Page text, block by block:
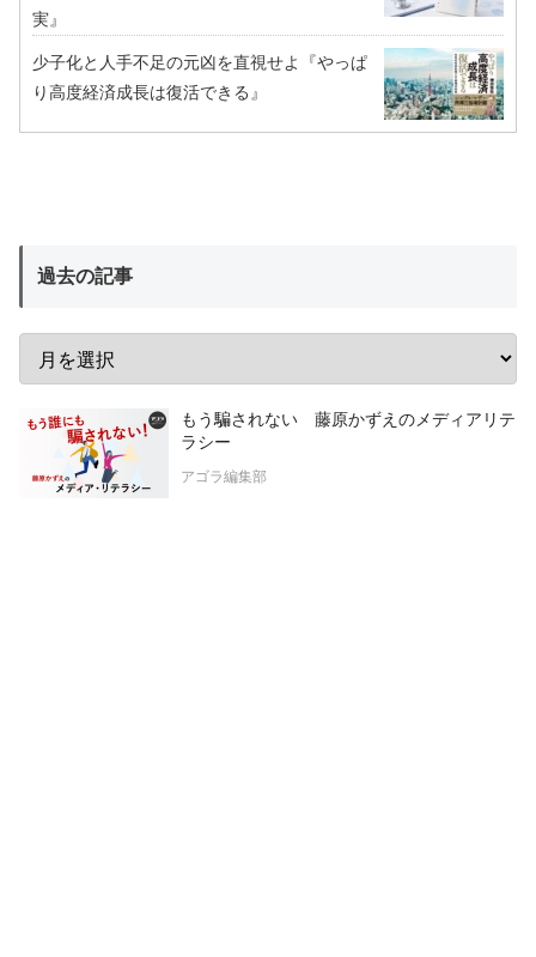
実』
少子化と人手不足の元凶を直視せよ『やっぱ
り高度経済成長は復活できる』
過去の記事
もう騙されない 藤原かずえのメディアリテ
ラシー
アゴラ編集部